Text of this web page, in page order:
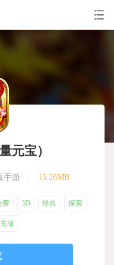
元宝）
手游 15.26MB
费 3D 经典 探索
版